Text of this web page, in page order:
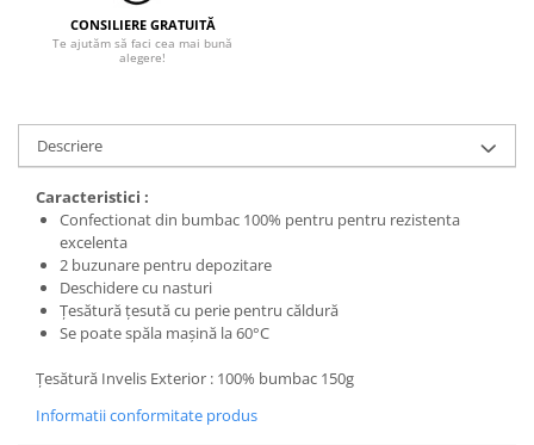
CONSILIERE GRATUITĂ
Te ajutăm să faci cea mai bună
alegere!
Descriere
Caracteristici :
Confectionat din bumbac 100% pentru pentru rezistenta
excelenta
2 buzunare pentru depozitare
Deschidere cu nasturi
Țesătură țesută cu perie pentru căldură
Se poate spăla mașină la 60°C
Țesătură Invelis Exterior : 100% bumbac 150g
Informatii conformitate produs